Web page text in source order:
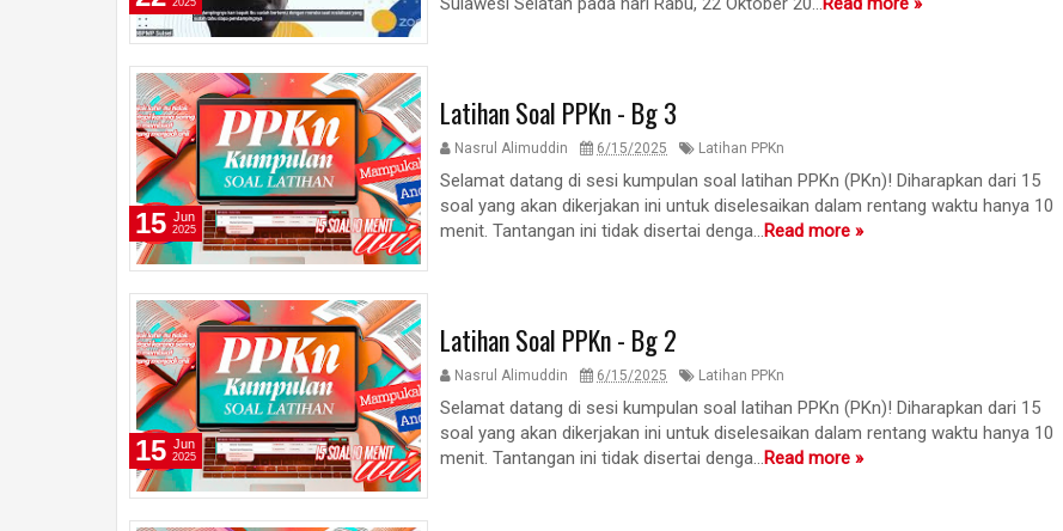
2025
Latihan Soal PPKn - Bg 3
Nasrul Alimuddin 6/15/2025 Latihan PPKn
Selamat datang di sesi kumpulan soal latihan PPKn (PKn)! Diharapkan dari 15
soal yang akan dikerjakan ini untuk diselesaikan dalam rentang waktu hanya 10
menit. Tantangan ini tidak disertai denga...Read more »
15 Jun
2025
Latihan Soal PPKn - Bg 2
Nasrul Alimuddin 6/15/2025 Latihan PPKn
Selamat datang di sesi kumpulan soal latihan PPKn (PKn)! Diharapkan dari 15
soal yang akan dikerjakan ini untuk diselesaikan dalam rentang waktu hanya 10
menit. Tantangan ini tidak disertai denga...Read more »
15 Jun
2025